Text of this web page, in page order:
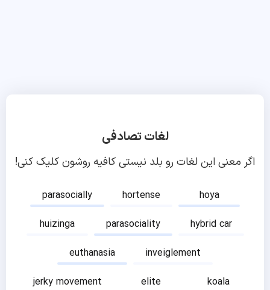
لغات تصادفی
اگر معنی این لغات رو بلد نیستی کافیه روشون کلیک کنی!
parasocially hortense
hoya
huizinga
parasociality
hybrid car
euthanasia
inveiglement
jerky movement
elite
koala